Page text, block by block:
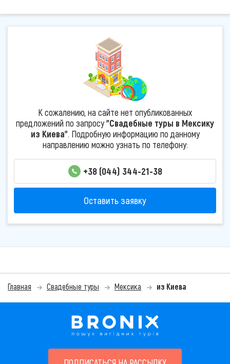
К сожалению, на сайте нет опубликованных
предложений по запросу"Свадебные туры в Мексику
из Киева". Подробную информацию по данному
направлению можно узнать по телефону:
+38 (044) 344-21-38
Оставить заявку
Главная Свадебные туры Мексика из Киева